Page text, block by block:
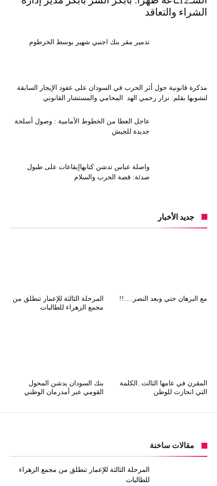
الشراء والتعاقد
تدمير مقر بنك اجنبي شهير بوسط الخرطوم
مذكرة قانونية حول أثر الحرب في السودان على عقود الإيجار السابقة
لنشوبها بقلم: نزار رحمي الهد المحامي والمستشار القانوني
عاجل العطا من الخطوط الأمامية : وصول أسلحة
جديدة للجيش
واصلة عباس تدشن كتابهاإيقاعات على طبول
صدئة: قصة الحرب والسلام
جديد الأخبار
المرحلة الثالثة للإعمار تنطلق من
مجمع الزهراء للطالبات
مع البرهان حتي وبعد النصر….!!
بنك السودان يدشن المحول
القومي عبر أمدرمان الوطني
المقرن في عامها الثالث..الكلمة
التي انحازت للوطن
مقالات ساخنة
المرحلة الثالثة للإعمار تنطلق من مجمع الزهراء
للطالبات